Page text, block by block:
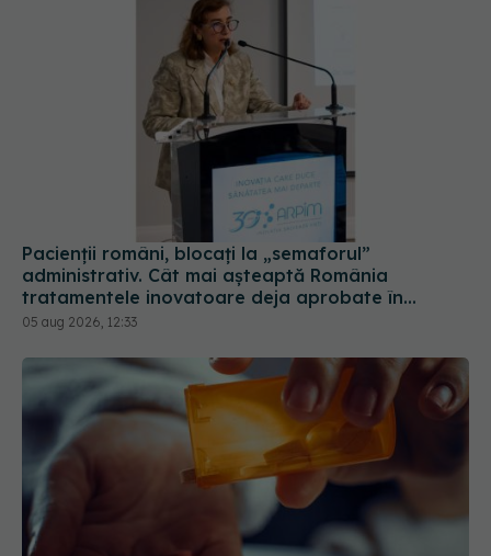
Pacienții români, blocați la „semaforul”
administrativ. Cât mai așteaptă România
tratamentele inovatoare deja aprobate în
Europa
05 aug 2026, 12:33